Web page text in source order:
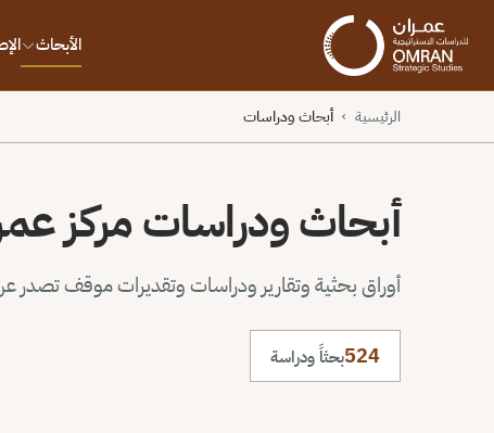
الأبحاث
الرئيسية › أبحاث ودراسات
أبحاث ودراسات مركز
أوراق بحثية وتقارير ودراسات وتقديرات موقف تصدر
524بحثاً ودراسة